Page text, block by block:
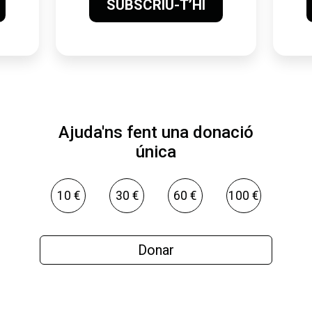
SUBSCRIU-T’HI
Ajuda'ns fent una donació
única
10 € 30 € 60 € 100 €
Donar